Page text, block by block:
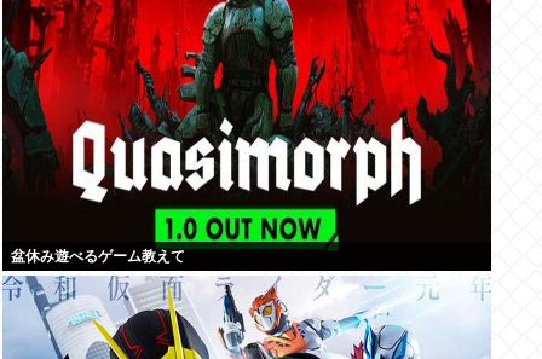
盆休み遊べるゲーム教えて